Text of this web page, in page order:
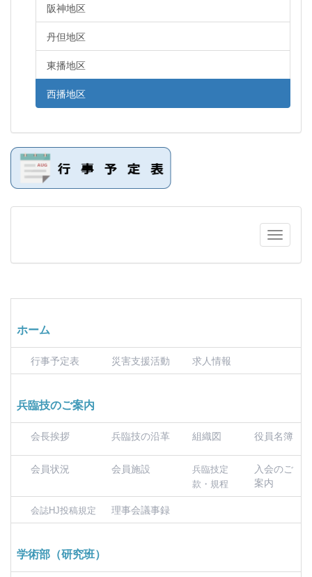
阪神地区
丹但地区
東播地区
西播地区
ホーム
行事予定表 災害支援活動 求人情報
兵臨技のご案内
会長挨拶 兵臨技の沿革 組織図 役員名簿
会員状況 会員施設
兵臨技定
款・規程
入会のご
案内
会誌HJ投稿規定 理事会議事録
学術部（研究班）